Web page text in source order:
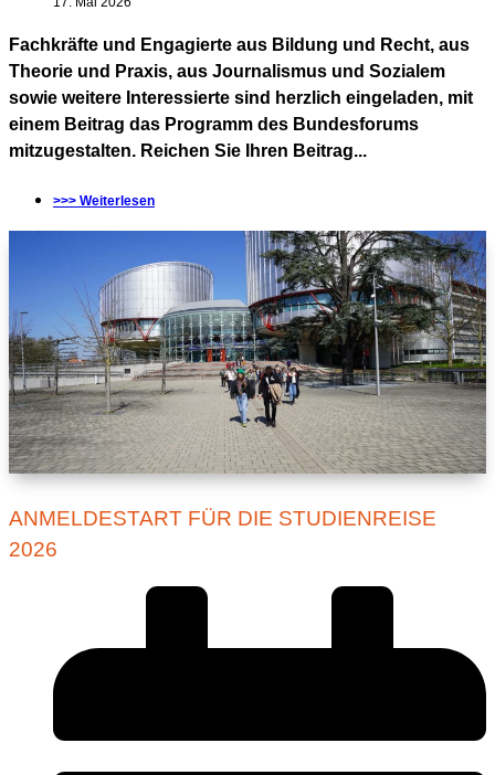
Fachkräfte und Engagierte aus Bildung und Recht, aus
Theorie und Praxis, aus Journalismus und Sozialem
sowie weitere Interessierte sind herzlich eingeladen, mit
einem Beitrag das Programm des Bundesforums
mitzugestalten. Reichen Sie Ihren Beitrag...
>>> Weiterlesen
ANMELDESTART FÜR DIE STUDIENREISE
2026